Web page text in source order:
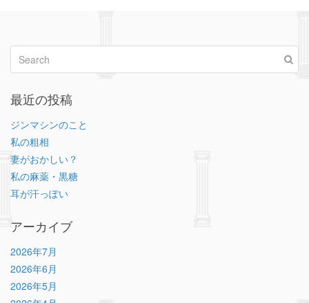
最近の投稿
ジンマシンのこと
私の粗相
妻がおかしい？
私の麻薬・黒糖
耳が汗っぽい
アーカイブ
2026年7月
2026年6月
2026年5月